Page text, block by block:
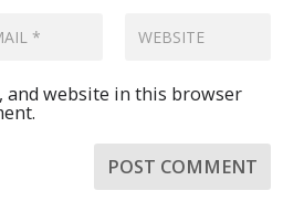
and website in this browser